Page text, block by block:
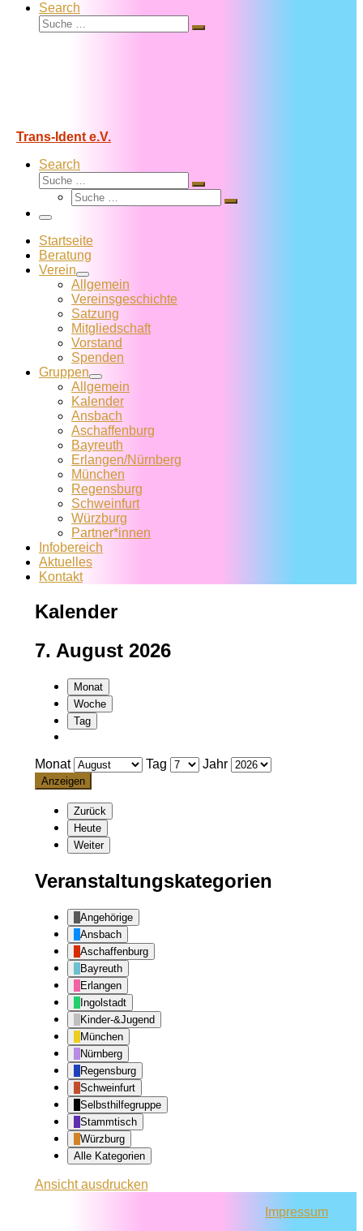
Search
Suche
Suche
Trans-Ident e.V.
Search
Suche
Suche
Suche
Suche
Menü
Startseite
Beratung
Verein
Allgemein
Vereins­geschichte
Satzung
Mitglied­schaft
Vorstand
Spenden
Gruppen
Allgemein
Kalender
Ansbach
Aschaffenburg
Bayreuth
Erlangen/Nürnberg
München
Regensburg
Schweinfurt
Würzburg
Partner*innen
Infobereich
Aktuelles
Kontakt
Kalender
7. August 2026
Monat
Woche
Tag
Monat Tag Jahr
Zurück
Heute
Weiter
Veranstaltungskategorien
Angehörige
Ansbach
Aschaffenburg
Bayreuth
Erlangen
Ingolstadt
Kinder-&Jugend
München
Nürnberg
Regensburg
Schweinfurt
Selbsthilfegruppe
Stammtisch
Würzburg
Alle Kategorien
Ansichtausdrucken
Impressum